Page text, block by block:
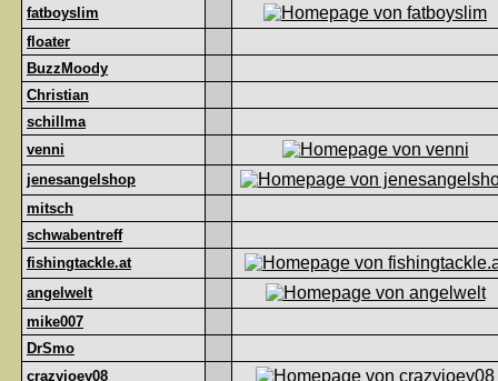
fatboyslim
floater
BuzzMoody
Christian
schillma
venni
jenesangelshop
mitsch
schwabentreff
fishingtackle.at
angelwelt
mike007
DrSmo
crazyjoey08